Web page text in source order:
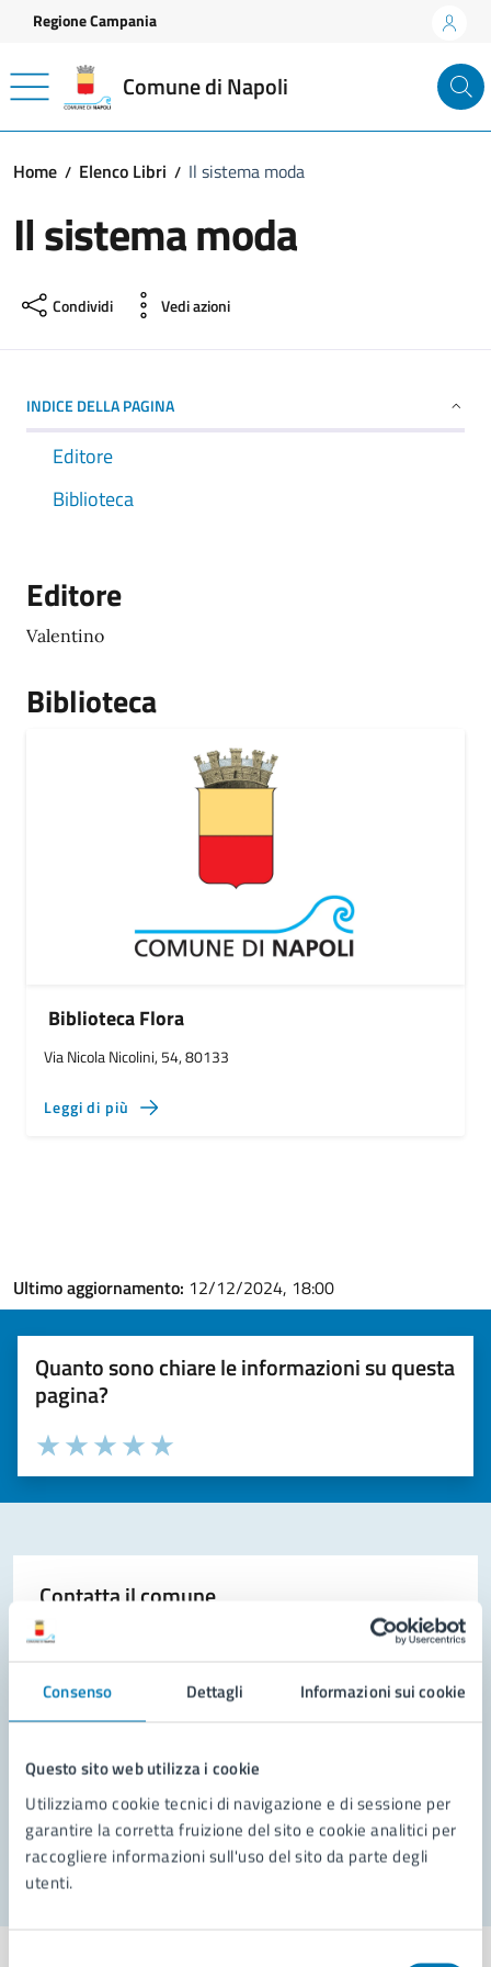
Consenso Dettagli Informazioni sui cookie
Questo sito web utilizza i cookie
Utilizziamo cookie tecnici di navigazione e di sessione per
garantire la corretta fruizione del sito e cookie analitici per
raccogliere informazioni sull'uso del sito da parte degli
utenti.
Vai ai contenuti
Vai al footer
Regione Campania
Comune di Napoli
Home Elenco Libri Il sistema moda
Il sistema moda
Condividi Vedi azioni
INDICE DELLA PAGINA
Editore
Biblioteca
Editore
Valentino
Biblioteca
Biblioteca Flora
Via Nicola Nicolini, 54, 80133
Leggi di più
Ultimo aggiornamento: 12/12/2024, 18:00
Quanto sono chiare le informazioni su questa
pagina?
Valuta la chiarezza delle informazioni (da 1 a 5 stelle)
Seleziona il numero di stelle per valutare la chiarezza delle
Valuta 5 stelle su 5
Valuta 4 stelle su 5
Valuta 3 stelle su 5
Valuta 2 stelle su 5
Valuta 1 stelle su 5
Contatta il comune
Richiedi assistenza
Segnala disservizio